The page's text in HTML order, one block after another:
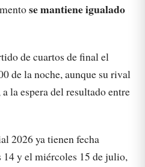
se mantiene igualado
de cuartos de final el
de la noche, aunque su rival
la espera del resultado entre
2026 ya tienen fecha
14 y el miércoles 15 de julio,